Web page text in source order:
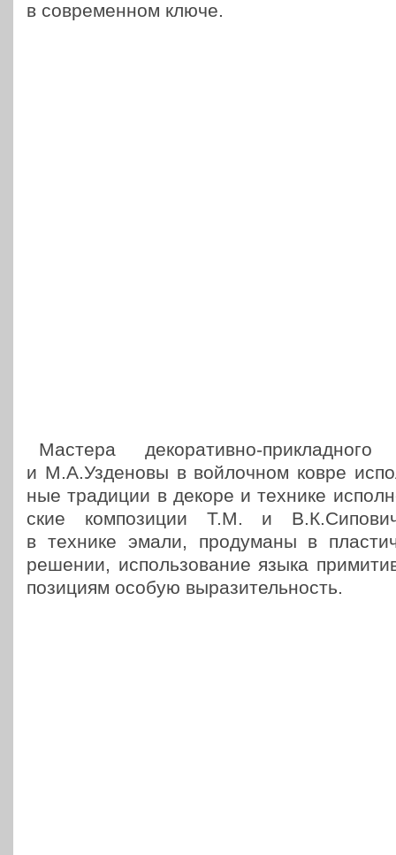
в совре­мен­ном ключе.
Мастера деко­ра­тив­но-
и М.А.Узденовы в вой­лоч­ном ковре
ные тра­ди­ции в декоре и технике
ские ком­по­зи­ции Т.М. и
в технике эмали, про­ду­ма­ны в
решении, исполь­зо­ва­ние языка
по­зи­ци­ям особую выразительность.